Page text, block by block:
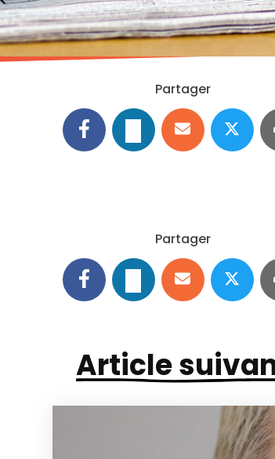
Partager
Partager
Article